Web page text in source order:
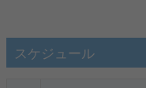
スケジュール